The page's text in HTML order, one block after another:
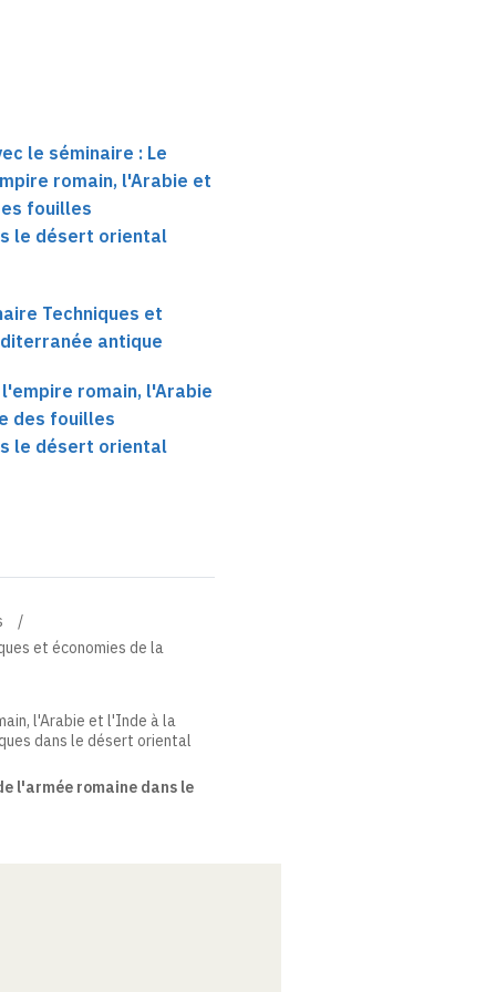
le séminaire : Le
romain, l'Arabie et
fouilles
le désert oriental
Techniques et
antique
romain, l'Arabie
des fouilles
le désert oriental
et économies de la
l'Arabie et l'Inde à la
dans le désert oriental
l'armée romaine dans le